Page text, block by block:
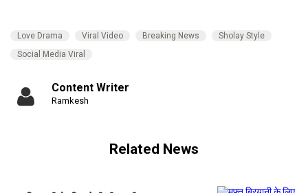
Love Drama Viral Video Breaking News
Sholay Style
Social Media Viral
Content Writer
Ramkesh
Related News